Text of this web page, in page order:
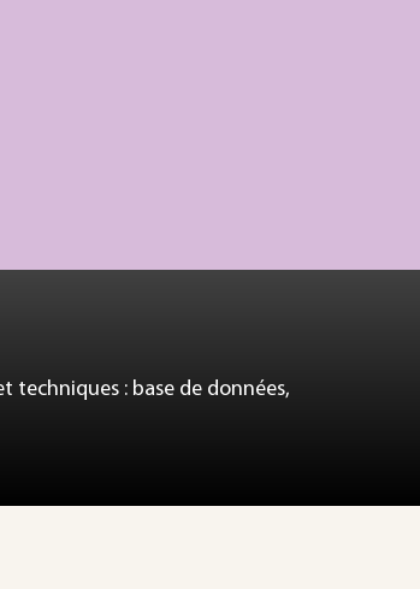
techniques : base de données,